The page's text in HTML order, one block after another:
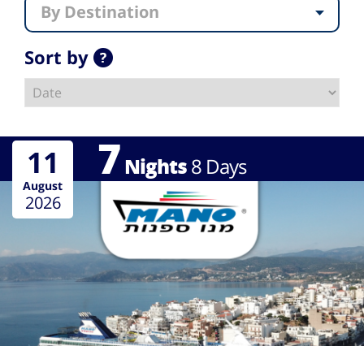
By Destination
Sort by
7Nights8 Days
11
August
2026